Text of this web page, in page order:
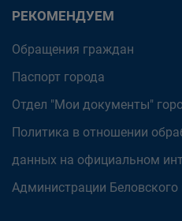
РЕКОМЕНДУЕМ
Обращения граждан
Паспорт города
Отдел "Мои документы"
Политика в отношении
данных на официальном
Администрации Беловского